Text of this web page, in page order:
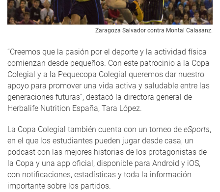
Zaragoza Salvador contra Montal Calasanz.
“Creemos que la pasión por el deporte y la actividad física
comienzan desde pequeños. Con este patrocinio a la Copa
Colegial y a la Pequecopa Colegial queremos dar nuestro
apoyo para promover una vida activa y saludable entre las
generaciones futuras”, destacó la directora general de
Herbalife Nutrition España, Tara López.
La Copa Colegial también cuenta con un torneo de eSports,
en el que los estudiantes pueden jugar desde casa, un
podcast con las mejores historias de los protagonistas de
la Copa y una app oficial, disponible para Android y iOS,
con notificaciones, estadísticas y toda la información
importante sobre los partidos.